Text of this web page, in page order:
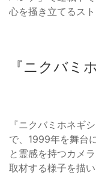
心を掻き立てるス
『ニクバミ
『ニクバミホネギ
で、1999年を舞台
と霊感を持つカメ
取材する様子を描